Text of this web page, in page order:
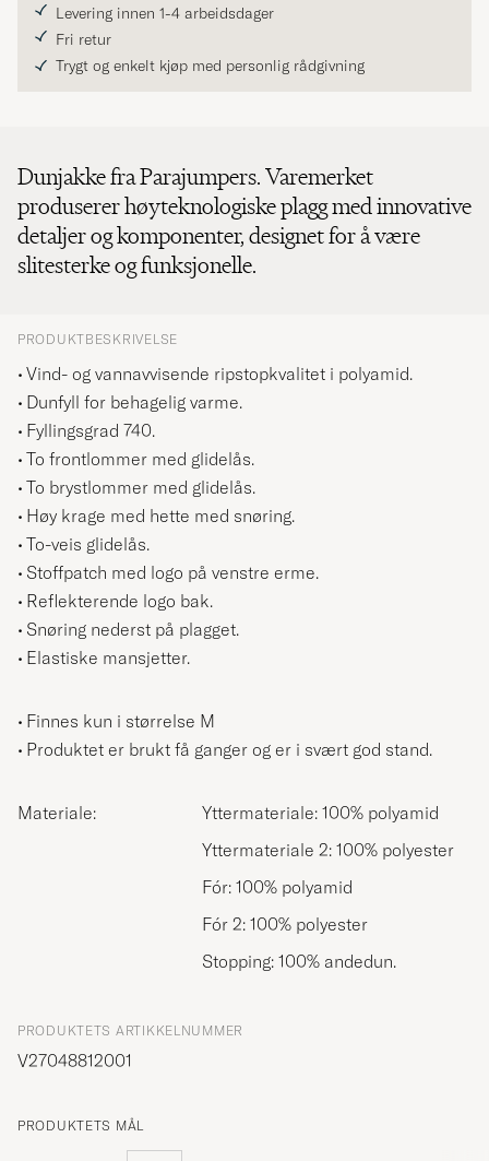
Levering innen 1-4 arbeidsdager
Fri retur
Trygt og enkelt kjøp med personlig rådgivning
Dunjakke fra Parajumpers. Varemerket
produserer høyteknologiske plagg med innovative
detaljer og komponenter, designet for å være
slitesterke og funksjonelle.
PRODUKTBESKRIVELSE
Vind- og vannavvisende ripstopkvalitet i polyamid.
Dunfyll for behagelig varme.
Fyllingsgrad 740.
To frontlommer med glidelås.
To brystlommer med glidelås.
Høy krage med hette med snøring.
To-veis glidelås.
Stoffpatch med logo på venstre erme.
Reflekterende logo bak.
Snøring nederst på plagget.
Elastiske mansjetter.
Finnes kun i størrelse M
Produktet er brukt få ganger og er i svært god stand.
Materiale:
Yttermateriale: 100% polyamid
Yttermateriale 2: 100% polyester
Fór: 100% polyamid
Fór 2: 100% polyester
Stopping: 100% andedun.
PRODUKTETS ARTIKKELNUMMER
V27048812001
PRODUKTETS MÅL